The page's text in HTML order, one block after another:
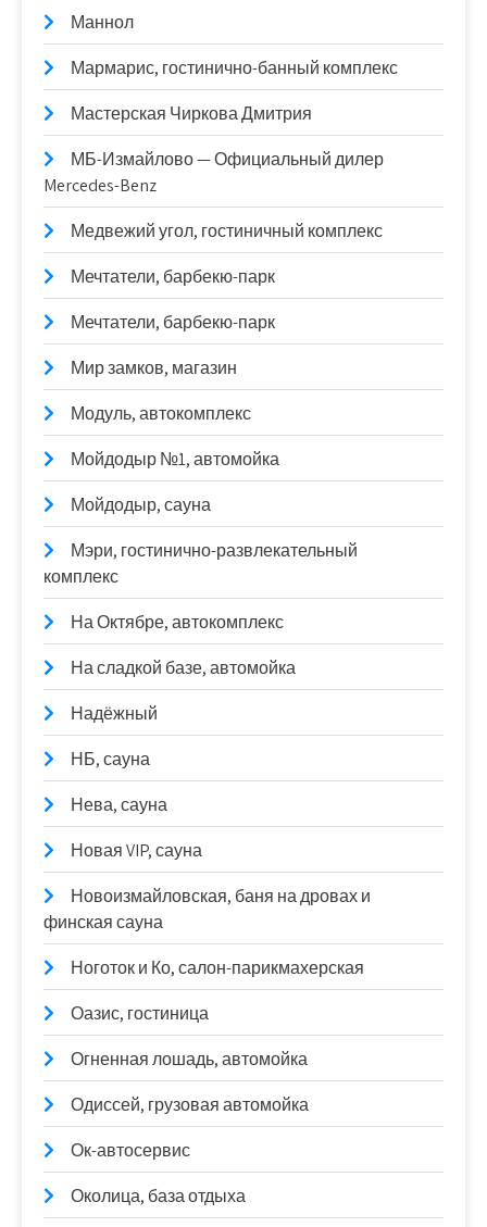
Маннол
Мармарис, гостинично-банный комплекс
Мастерская Чиркова Дмитрия
МБ-Измайлово — Официальный дилер
Mercedes-Benz
Медвежий угол, гостиничный комплекс
Мечтатели, барбекю-парк
Мечтатели, барбекю-парк
Мир замков, магазин
Модуль, автокомплекс
Мойдодыр №1, автомойка
Мойдодыр, сауна
Мэри, гостинично-развлекательный
комплекс
На Октябре, автокомплекс
На сладкой базе, автомойка
Надёжный
НБ, сауна
Нева, сауна
Новая VIP, сауна
Новоизмайловская, баня на дровах и
финская сауна
Ноготок и Ко, салон-парикмахерская
Оазис, гостиница
Огненная лошадь, автомойка
Одиссей, грузовая автомойка
Ок-автосервис
Околица, база отдыха